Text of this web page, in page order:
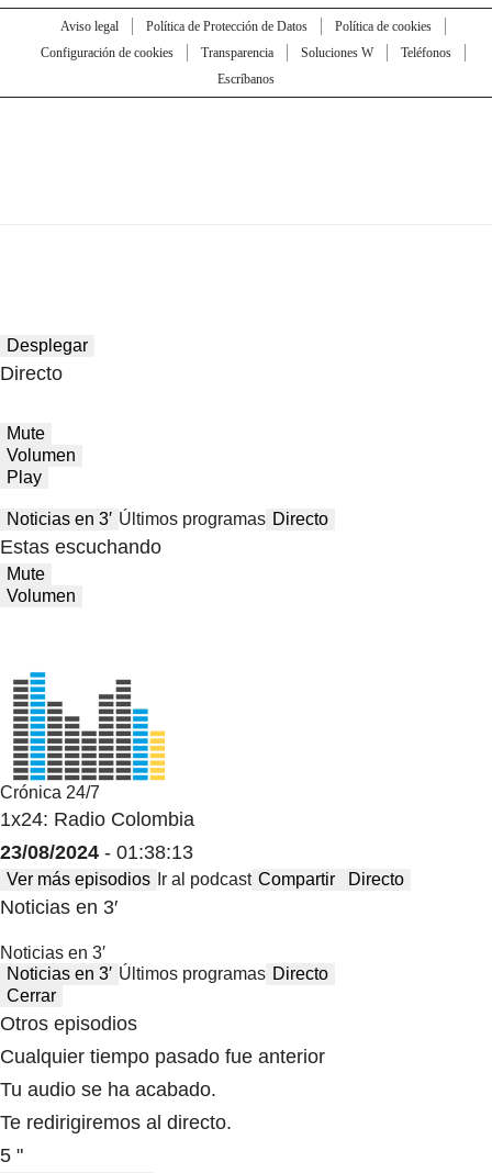
Aviso legal Política de Protección de Datos
Política de cookies
Configuración de cookies
Transparencia Soluciones W
Teléfonos
Escríbanos
Desplegar
Directo
Mute
Volumen
Play
Noticias en 3′ Últimos programas Directo
Estas escuchando
Mute
Volumen
Crónica 24/7
1x24: Radio Colombia
23/08/2024 - 01:38:13
Ver más episodios Ir al podcast Compartir Directo
Noticias en 3′
Noticias en 3′
Noticias en 3′ Últimos programas Directo
Cerrar
Otros episodios
Cualquier tiempo pasado fue anterior
Tu audio se ha acabado.
Te redirigiremos al directo.
5 "